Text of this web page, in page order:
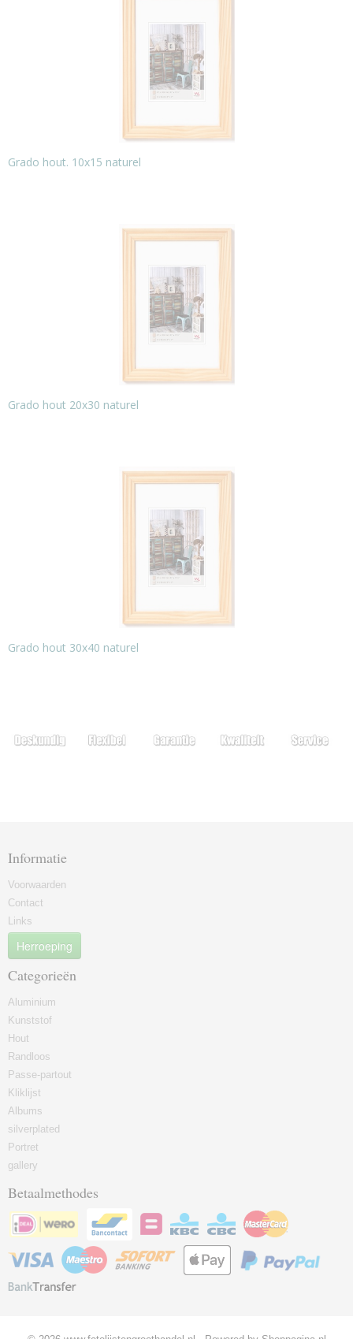
Grado hout. 10x15 naturel
Grado hout 20x30 naturel
Grado hout 30x40 naturel
Informatie
Voorwaarden
Contact
Links
Herroeping
Categorieën
Aluminium
Kunststof
Hout
Randloos
Passe-partout
Kliklijst
Albums
silverplated
Portret
gallery
Betaalmethodes